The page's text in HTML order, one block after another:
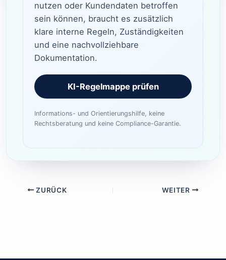
nutzen oder Kundendaten betroffen
sein können, braucht es zusätzlich
klare interne Regeln, Zuständigkeiten
und eine nachvollziehbare
Dokumentation.
KI-Regelmappe prüfen
Informations- und Orientierungshilfe, keine
Rechtsberatung und keine Compliance-Garantie.
ZURÜCK WEITER